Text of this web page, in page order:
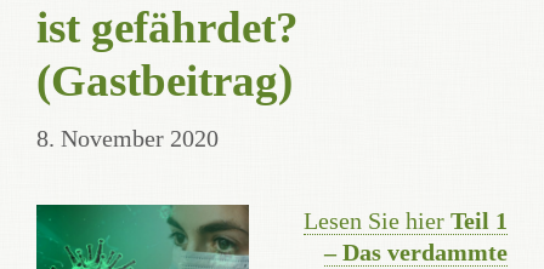
ist gefährdet?
(Gastbeitrag)
8. November 2020
Lesen Sie hier Teil 1
– Das verdammte